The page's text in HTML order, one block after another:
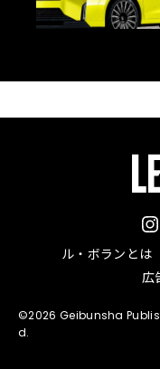
ル・ボランとは
広
©2026 Geibunsha
d.